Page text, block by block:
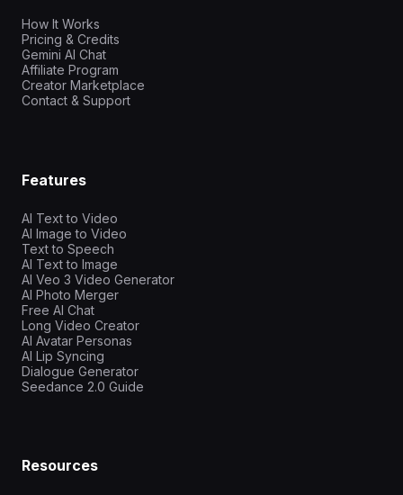
How It Works
Pricing & Credits
Gemini AI Chat
Affiliate Program
Creator Marketplace
Contact & Support
Features
AI Text to Video
AI Image to Video
Text to Speech
AI Text to Image
AI Veo 3 Video Generator
AI Photo Merger
Free AI Chat
Long Video Creator
AI Avatar Personas
AI Lip Syncing
Dialogue Generator
Seedance 2.0 Guide
Resources